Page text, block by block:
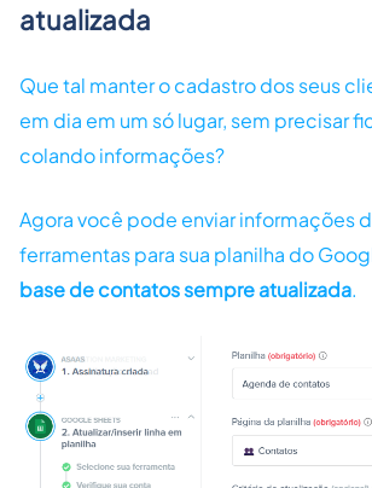
atualizada
Que tal manter o cadastro dos seus
em dia em um só lugar, sem precisar
colando informações?
Agora você pode enviar informações
ferramentas para sua planilha do
base de contatos sempre atualizada.